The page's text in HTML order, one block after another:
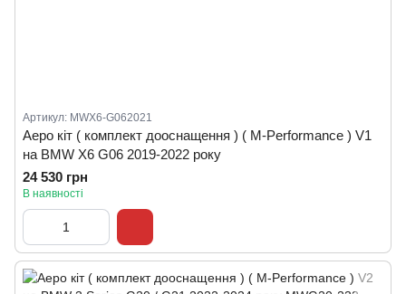
Артикул: MWX6-G062021
Аеро кіт ( комплект дооснащення ) ( M-Performance ) V1
на BMW X6 G06 2019-2022 року
24 530 грн
В наявності